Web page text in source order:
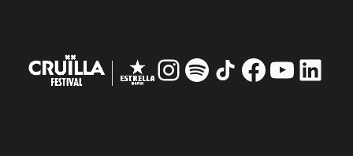
Instagram
# TikTokFacebook